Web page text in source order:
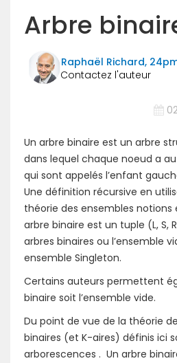
Arbre
Raphaël Richard,
Un arbre binaire est un arbre
dans lequel chaque noeud a
qui sont appelés l’enfant
Une définition récursive en
théorie des ensembles
arbre binaire est un tuple (L, S,
arbres binaires ou l’ensemble
ensemble Singleton.
Certains auteurs permettent
binaire soit l’ensemble vide.
Du point de vue de la théorie
binaires (et K-aires) définis ici
arborescences . Un arbre